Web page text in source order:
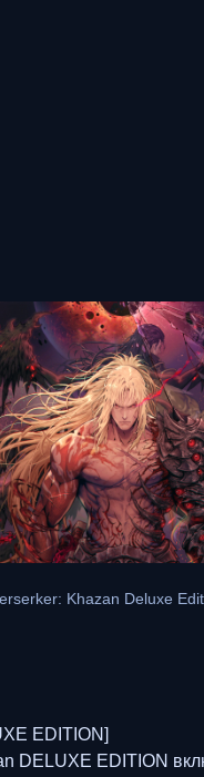
Khazan Deluxe
EDITION]
DELUXE EDITION